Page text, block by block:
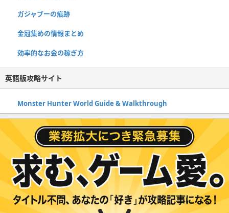
ガジャブーの痕跡
金冠集めの情報まとめ
効率的なお金の稼ぎ方
英語版攻略サイト
Monster Hunter World Guide & Walkthrough